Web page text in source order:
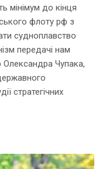
мінімум до кінця
флоту рф з
судноплавство
передачі нам
Чупака,
стратегічних